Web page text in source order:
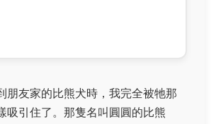
朋友家的比熊犬時，我完全被牠那
吸引住了。那隻名叫圓圓的比熊